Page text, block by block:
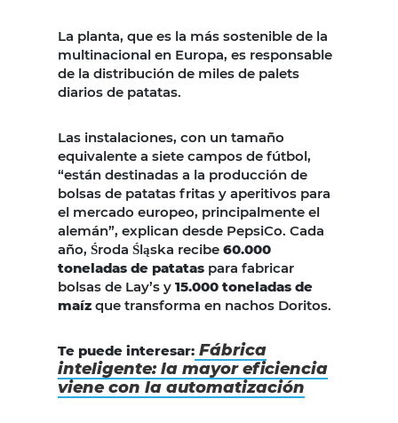
La planta, que es la más sostenible de la
multinacional en Europa, es responsable
de la distribución de miles de palets
diarios de patatas.
Las instalaciones, con un tamaño
equivalente a siete campos de fútbol,
“están destinadas a la producción de
bolsas de patatas fritas y aperitivos para
el mercado europeo, principalmente el
alemán”, explican desde PepsiCo. Cada
año, Środa Śląska recibe 60.000
toneladas de patatas para fabricar
bolsas de Lay’s y 15.000 toneladas de
maíz que transforma en nachos Doritos.
Te puede interesar: Fábrica
inteligente: la mayor eficiencia
viene con la automatización